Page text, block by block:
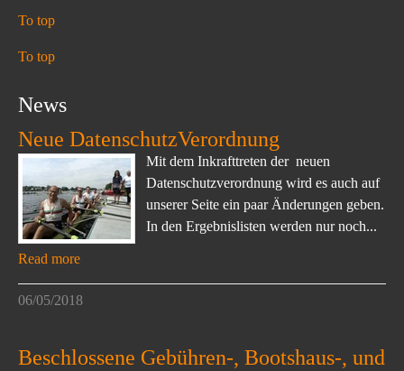
To top
To top
News
Neue DatenschutzVerordnung
Mit dem Inkrafttreten der neuen
Datenschutzverordnung wird es auch auf
unserer Seite ein paar Änderungen geben.
In den Ergebnislisten werden nur noch...
Read more
06/05/2018
Beschlossene Gebühren-, Bootshaus-, und